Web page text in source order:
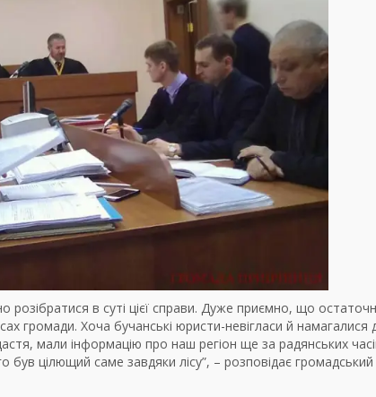
розібратися в суті цієї справи. Дуже приємно, що
громади. Хоча бучанські юристи-невігласи й
мали інформацію про наш регіон ще за радянських
був цілющий саме завдяки лісу”, – розповідає громадський